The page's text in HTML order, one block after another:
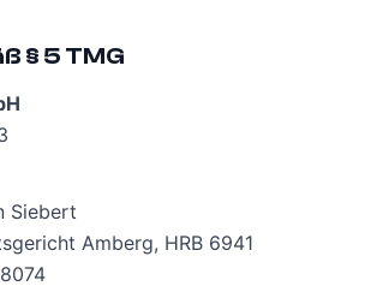
§ 5 TMG
Siebert
Amberg, HRB 6941